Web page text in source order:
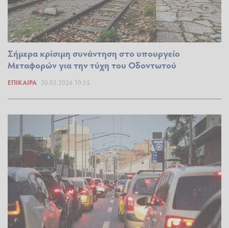
Σήμερα κρίσιμη συνάντηση στο υπουργείο
Μεταφορών για την τύχη του Οδοντωτού
ΕΠΊΚΑΙΡΑ 30.03.2026 10:55